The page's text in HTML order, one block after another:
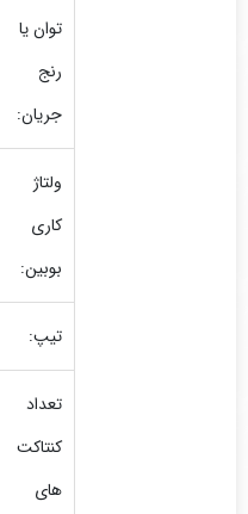
توان یا
رنج
جریان:
ولتاژ
کاری
بوبین:
تیپ:
تعداد
کنتاکت
های